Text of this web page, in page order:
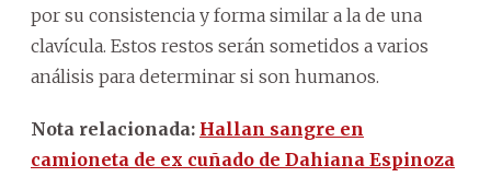
por su consistencia y forma similar a la de una
clavícula. Estos restos serán sometidos a varios
análisis para determinar si son humanos.
Nota relacionada: Hallan sangre en
camioneta de ex cuñado de Dahiana Espinoza